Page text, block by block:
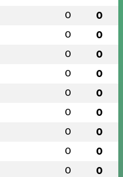
0 0
0 0
0 0
0 0
0 0
0 0
0 0
0 0
0 0